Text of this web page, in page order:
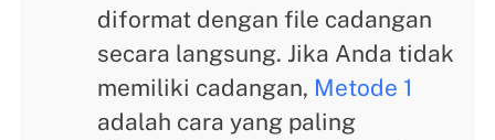
diformat dengan file cadangan
secara langsung. Jika Anda tidak
memiliki cadangan, Metode 1
adalah cara yang paling